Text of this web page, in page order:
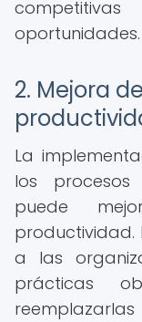
oportunidades.
2. Mejora
La
los procesos
puede
productividad.
a las
prácticas